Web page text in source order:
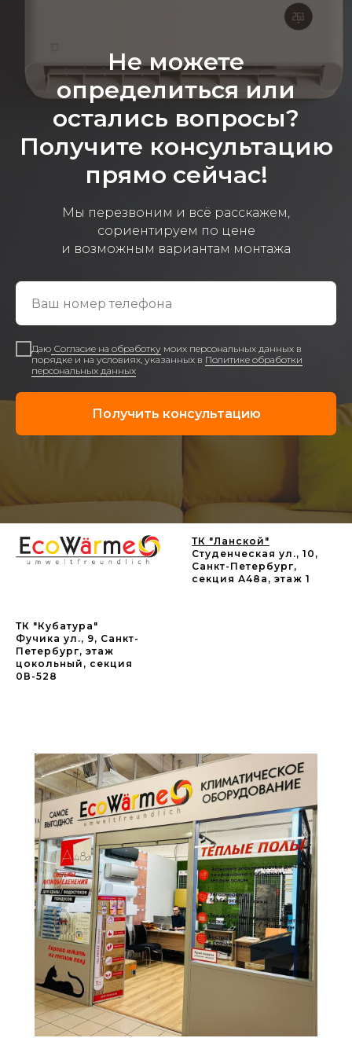
Не можете
определиться или
остались вопросы?
Получите консультацию
прямо сейчас!
Мы перезвоним и всё расскажем,
сориентируем по цене
и возможным вариантам монтажа
Даю Согласие на обработку моих персональных данных в
порядке и на условиях, указанных в Политике обработки
персональных данных
Получить консультацию
ТК "Ланской"
Студенческая ул., 10,
Санкт-Петербург,
секция А48а, этаж 1
ТК "Кубатура"
Фучика ул., 9, Санкт-
Петербург, этаж
цокольный, секция
0В-528